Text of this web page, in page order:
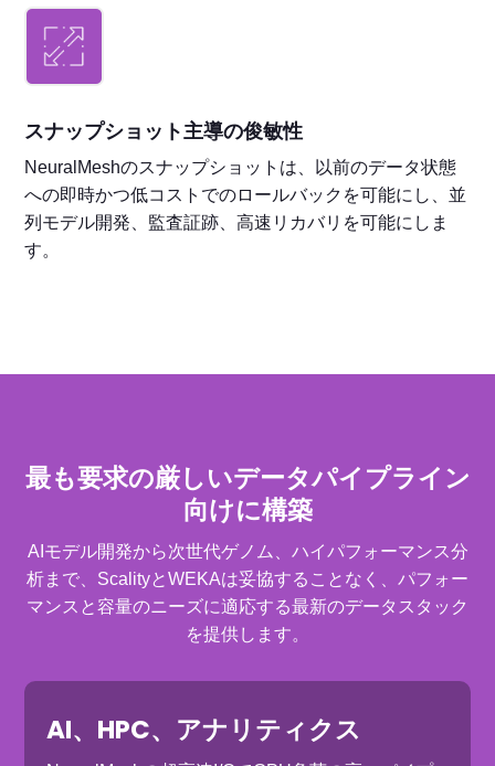
スナップショット主導の俊敏性
NeuralMeshのスナップショットは、以前のデータ状態
への即時かつ低コストでのロールバックを可能にし、並
列モデル開発、監査証跡、高速リカバリを可能にしま
す。
最も要求の厳しいデータパイプライン
向けに構築
AIモデル開発から次世代ゲノム、ハイパフォーマンス分
析まで、ScalityとWEKAは妥協することなく、パフォー
マンスと容量のニーズに適応する最新のデータスタック
を提供します。
AI、HPC、アナリティクス